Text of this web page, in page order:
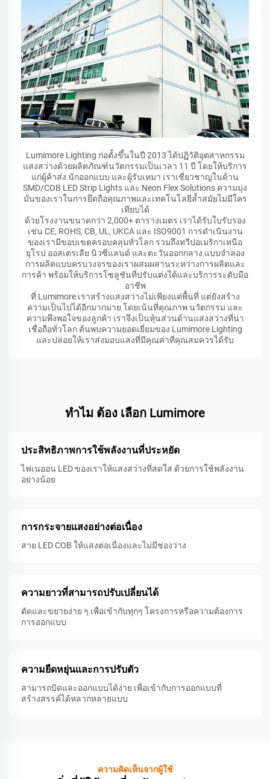
Lumimore Lighting ก่อตั้งขึ้นในปี 2013 ได้ปฏิวัติอุตสาหกรรม
แสงสว่างด้วยผลิตภัณฑ์นวัตกรรมเป็นเวลา 11 ปี โดยให้บริการ
แก่ผู้ค้าส่ง นักออกแบบ และผู้รับเหมา เราเชี่ยวชาญในด้าน
SMD/COB LED Strip Lights และ Neon Flex Solutions ความมุ่ง
มั่นของเราในการยึดถือคุณภาพและเทคโนโลยีล้ำสมัยไม่มีใคร
เทียบได้
ด้วยโรงงานขนาดกว่า 2,000+ ตารางเมตร เราได้รับใบรับรอง
เช่น CE, ROHS, CB, UL, UKCA และ ISO9001 การดำเนินงาน
ของเรามีขอบเขตครอบคลุมทั่วโลก รวมถึงทวีปอเมริกาเหนือ
ยุโรป ออสเตรเลีย นิวซีแลนด์ และตะวันออกกลาง แบบจำลอง
การผลิตแบบครบวงจรของเราผสมผสานระหว่างการผลิตและ
การค้า พร้อมให้บริการโซลูชันที่ปรับแต่งได้และบริการระดับมือ
อาชีพ
ที่ Lumimore เราสร้างแสงสว่างไม่เพียงแค่พื้นที่ แต่ยังสร้าง
ความเป็นไปได้อีกมากมาย โดยเน้นที่คุณภาพ นวัตกรรม และ
ความพึงพอใจของลูกค้า เราจึงเป็นหุ้นส่วนด้านแสงสว่างที่น่า
เชื่อถือทั่วโลก ค้นพบความยอดเยี่ยมของ Lumimore Lighting
และปล่อยให้เราส่งมอบแสงที่มีคุณค่าที่คุณสมควรได้รับ
ทําไม ต้อง เลือก Lumimore
ประสิทธิภาพการใช้พลังงานที่ประหยัด
ไฟเนออน LED ของเราให้แสงสว่างที่สดใส ด้วยการใช้พลังงาน
อย่างน้อย
การกระจายแสงอย่างต่อเนื่อง
สาย LED COB ให้แสงต่อเนื่องและไม่มีช่องว่าง
ความยาวที่สามารถปรับเปลี่ยนได้
ตัดและขยายง่าย ๆ เพื่อเข้ากับทุกๆ โครงการหรือความต้องการ
การออกแบบ
ความยืดหยุ่นและการปรับตัว
สามารถบิดและออกแบบได้ง่าย เพื่อเข้ากับการออกแบบที่
สร้างสรรค์ได้หลากหลายแบบ
ความคิดเห็นจากผู้ใช้